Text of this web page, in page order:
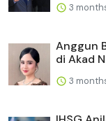
3
Anggun
di Akad
3